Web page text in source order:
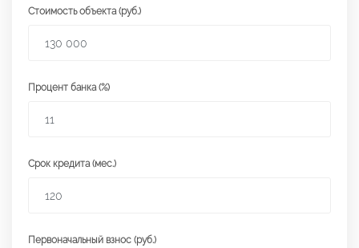
Стоимость объекта (руб.)
Процент банка (%)
Срок кредита (мес.)
Первоначальный взнос (руб.)